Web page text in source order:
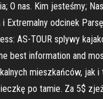
O nas. Kim jesteśmy;
odcinek
AS-TOUR splywy
best information and
mieszkańców, jak
po tamie. Za 5$